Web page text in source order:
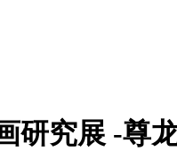
研究展 -尊